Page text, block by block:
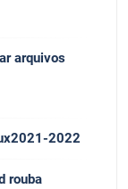
arquivos
2022
rouba